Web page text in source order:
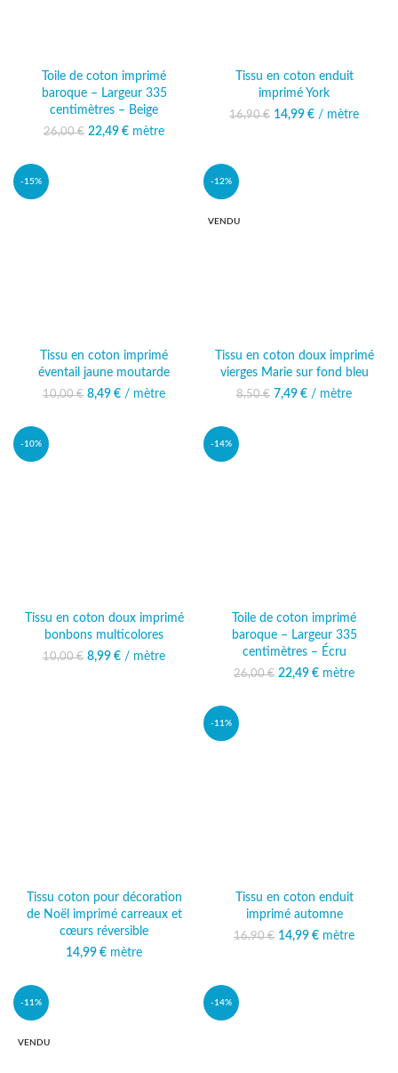
Toile de coton imprimé
baroque – Largeur 335
centimètres – Beige
26,00€ Le prix initial était :
22,49 €
Le prix
mètre
Tissu en coton enduit
imprimé York
16,90€
Le prix initial était :
14,99 €
Le prix
/ mètre
-15%
Tissu en coton imprimé
éventail jaune moutarde
10,00€ Le prix initial était :
8,49 € Le prix actuel
/ mètre
-12%
VENDU
Tissu en coton doux imprimé
vierges Marie sur fond bleu
8,50€
Le prix initial était :
7,49 € Le prix actuel
/ mètre
-10%
Tissu en coton doux imprimé
bonbons multicolores
10,00€ Le prix initial était :
8,99 € Le prix actuel
/ mètre
-14%
Toile de coton imprimé
baroque – Largeur 335
centimètres – Écru
26,00€ Le prix initial était :
22,49 €
Le prix
mètre
Tissu coton pour décoration
de Noël imprimé carreaux et
cœurs réversible
14,99 € mètre
-11%
Tissu en coton enduit
imprimé automne
16,90€ Le prix initial était :
14,99 €
Le prix
mètre
-11%
VENDU
-14%